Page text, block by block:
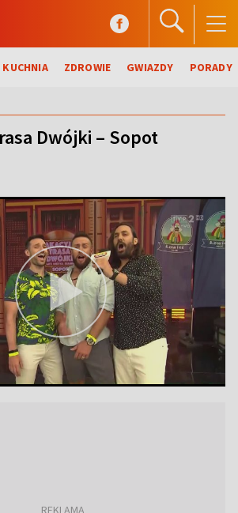
KUCHNIA ZDROWIE GWIAZDY PORADY
Dwójki – Sopot